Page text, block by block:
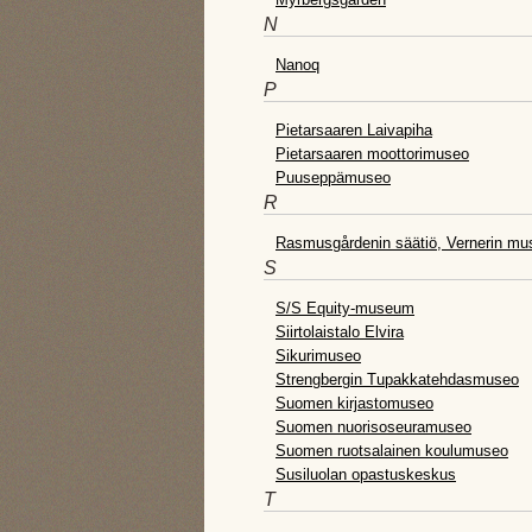
N
Nanoq
P
Pietarsaaren Laivapiha
Pietarsaaren moottorimuseo
Puuseppämuseo
R
Rasmusgårdenin säätiö, Vernerin
S
S/S Equity-museum
Siirtolaistalo Elvira
Sikurimuseo
Strengbergin Tupakkatehdasmuseo
Suomen kirjastomuseo
Suomen nuorisoseuramuseo
Suomen ruotsalainen koulumuseo
Susiluolan opastuskeskus
T